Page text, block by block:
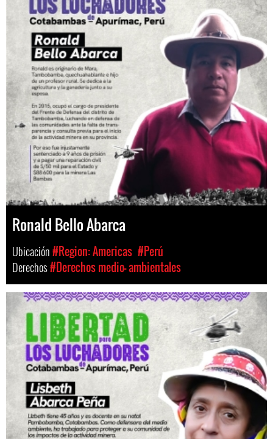
Ronald Bello Abarca
Ubicación#Region: Americas #Perú
Derechos#Derechos medio- ambientales